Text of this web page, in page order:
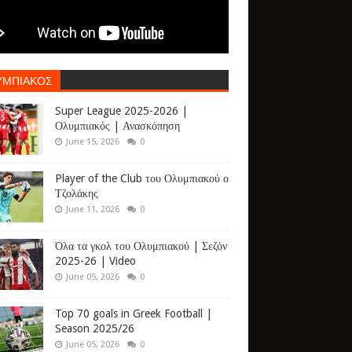
Super League 2025-2026 |
Ολυμπιακός | Ανασκόπηση
June 15, 2026 0
Player of the Club του Ολυμπιακού ο
Τζολάκης
June 11, 2026 0
Όλα τα γκολ του Ολυμπιακού | Σεζόν
2025-26 | Video
June 05, 2026 0
Top 70 goals in Greek Football |
Season 2025/26
June 05, 2026 0